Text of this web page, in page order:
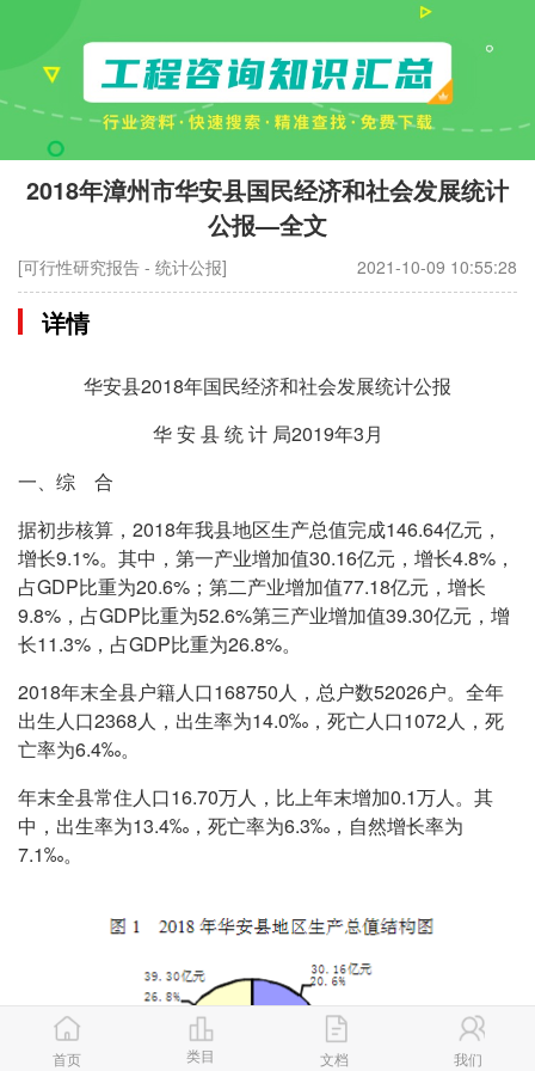
2018年漳州市华安县国民经济和社会发展统计
公报—全文
[可行性研究报告 - 统计公报] 2021-10-09 10:55:28
详情
华安县2018年国民经济和社会发展统计公报
华 安 县 统 计 局2019年3月
一、综 合
据初步核算，2018年我县地区生产总值完成146.64亿元，
增长9.1%。其中，第一产业增加值30.16亿元，增长4.8%，
占GDP比重为20.6%；第二产业增加值77.18亿元，增长
9.8%，占GDP比重为52.6%第三产业增加值39.30亿元，增
长11.3%，占GDP比重为26.8%。
2018年末全县户籍人口168750人，总户数52026户。全年
出生人口2368人，出生率为14.0‰，死亡人口1072人，死
亡率为6.4‰。
年末全县常住人口16.70万人，比上年末增加0.1万人。其
中，出生率为13.4‰，死亡率为6.3‰，自然增长率为
7.1‰。
首页 类目 文档 我们